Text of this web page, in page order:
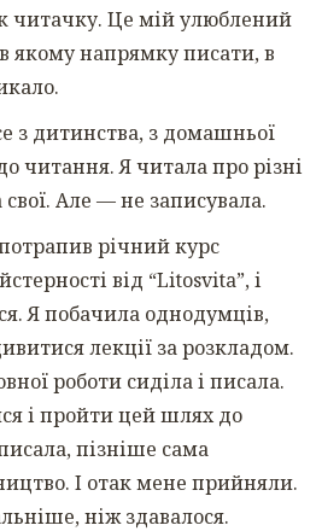
читачку. Це мій улюблений
якому напрямку писати, в
з дитинства, з домашньої
читання. Я читала про різні
Але — не записувала.
річний курс
від “Litosvita”, і
Я побачила однодумців,
лекції за розкладом.
роботи сиділа і писала.
і пройти цей шлях до
пізніше сама
І отак мене прийняли.
ніж здавалося.